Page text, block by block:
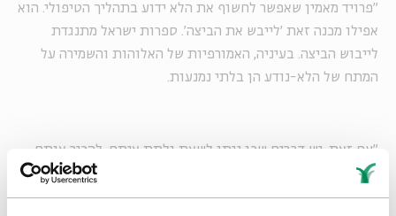
"פרויד מאמין שאפשר לחשוף את הלא ידוע בתהליך הטיפולי. הוא
אפילו מכנה זאת 'לייבש את הביצה'. ספרות ישראל מתנגדת
לייבוש הביצה. בעיניה, האמורפיות של האלוהות והשמירה על
המתח של הלא-נודע הן בלתי נמנעות.
"עם זאת, יש דברים שכן ניתן לשאת ולתת איתם, להכיר אותם
בתהליך הטיפולי, ועליהם נשוחח. אני יכול להכיר את חסדי, את
כמיהתי, את בריחתי מהאלוהות כשאני משתעבד ליסודות אחרים.